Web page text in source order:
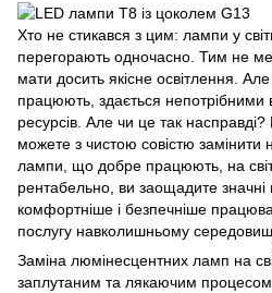
Хто не стикався з цим: лампи у
перегорають одночасно. Тим не
мати досить якісне освітлення.
працюють, здається непотрібними
ресурсів. Але чи це так
можете з чистою совістю замінити
лампи, що добре працюють, на
рентабельно, ви заощадите
комфортніше і безпечніше
послугу навколишньому
Заміна люмінесцентних ламп на
заплутаним та лякаючим